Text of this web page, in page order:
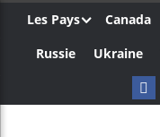
Les Pays Canada
Russie
Ukraine